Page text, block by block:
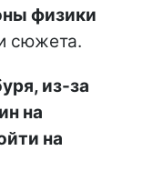
физики
сюжета.
из-за
на
на